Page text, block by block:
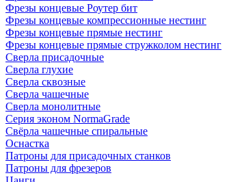
Фрезы концевые Роутер бит
Фрезы концевые компрессионные нестинг
Фрезы концевые прямые нестинг
Фрезы концевые прямые стружколом нестинг
Сверла присадочные
Сверла глухие
Сверла сквозные
Сверла чашечные
Сверла монолитные
Серия эконом NormaGrade
Свёрла чашечные спиральные
Оснастка
Патроны для присадочных станков
Патроны для фрезеров